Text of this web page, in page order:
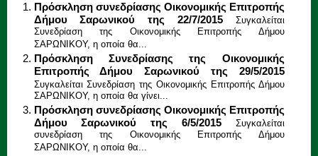
Πρόσκληση συνεδρίασης Οικονομικής Επιτροπής
Δήμου Σαρωνικού της 22/7/2015
Συγκαλείται
Συνεδρίαση της Οικονομικής Επιτροπής Δήμου
ΣΑΡΩΝΙΚΟΥ, η οποία θα...
Πρόσκληση Συνεδρίασης της Οικονομικής
Επιτροπής Δήμου Σαρωνικού της 29/5/2015
Συγκαλείται Συνεδρίαση της Οικονομικής Επιτροπής Δήμου
ΣΑΡΩΝΙΚΟΥ, η οποία θα γίνει...
Πρόσκληση συνεδρίασης Οικονομικής Επιτροπής
Δήμου Σαρωνικού της 6/5/2015
Συγκαλείται
συνεδρίαση της Οικονομικής Επιτροπής Δήμου
ΣΑΡΩΝΙΚΟΥ, η οποία θα...